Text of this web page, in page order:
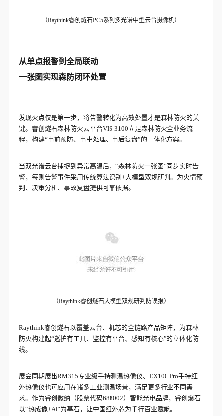
（Raythink睿创燧石PC5系列多光谱中型云台摄像机）
从单点报警到全局联动
一张图实现森防闭环处置
发现火点仅是第一步，将告警转化为高效处置才是森林防火的关
键。睿创燧石森林防火云平台VIS-3100立足森林防火全业务流
程，构建“事前预防、事中处理、事后复盘”的一体化方案。
当双光谱云台捕捉到异常高温后，“森林防火一张图”同步实时告
警，每则告警事件采用传统算法识别+大模型双规研判。为火情预
判、决策分析、事故复盘提供可靠依据。
（Raythink睿创燧石大模型双规研判防误报）
Raythink睿创燧石以覆盖云台、机芯的全链路产品矩阵，为森林
防火构建起“巡护有工具、监控有平台、感知有核心”的立体化防
线。
展会同期展出RM315专业级手持测温热像仪、EX100 Pro手持红
外热像仪也可应用在诸多工业测温场景，满足更多行业不同需
求。作为睿创微纳（股票代码688002）智能光电品牌，睿创燧石
以“热成像+AI”为基石，让中国红外芯为千行百业赋能。